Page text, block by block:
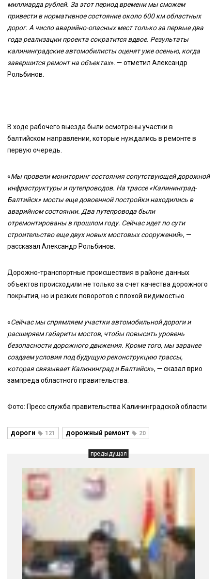
миллиарда рублей. За этот период времени мы сможем
привести в нормативное состояние около 600 км областных
дорог. А число аварийно-опасных мест только за первые два
года реализации проекта сократится вдвое. Результаты
калининградские автомобилисты оценят уже осенью, когда
завершится ремонт на объектах». — отметил Александр
Рольбинов.
В ходе рабочего выезда были осмотрены участки в
балтийском направлении, которые нуждались в ремонте в
первую очередь.
«Мы провели мониторинг состояния сопутствующей дорожной
инфраструктуры и путепроводов. На трассе «Калининград-
Балтийск» мосты еще довоенной постройки находились в
аварийном состоянии. Два путепровода были
отремонтированы в прошлом году. Сейчас идет по сути
строительство еще двух новых мостовых сооружений», —
рассказал Александр Рольбинов.
Дорожно-транспортные происшествия в районе данных
объектов происходили не только за счет качества дорожного
покрытия, но и резких поворотов с плохой видимостью.
«Сейчас мы спрямляем участки автомобильной дороги и
расширяем габариты мостов, чтобы повысить уровень
безопасности дорожного движения. Кроме того, мы заранее
создаем условия под будущую реконструкцию трассы,
которая связывает Калининград и Балтийск», — сказал врио
зампреда областного правительства.
Фото: Пресс служба правительства Калининградской области
дороги 121 дорожный ремонт 20
предыдущая